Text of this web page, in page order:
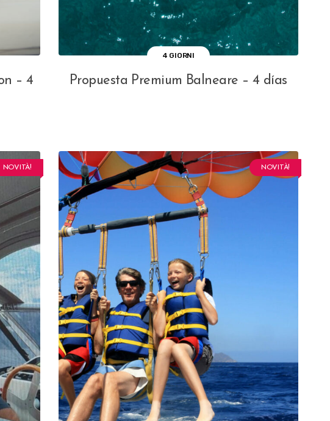
– 4
4 GIORNI
Propuesta Premium Balneare – 4 días
NOVITÀ! NOVITÀ!